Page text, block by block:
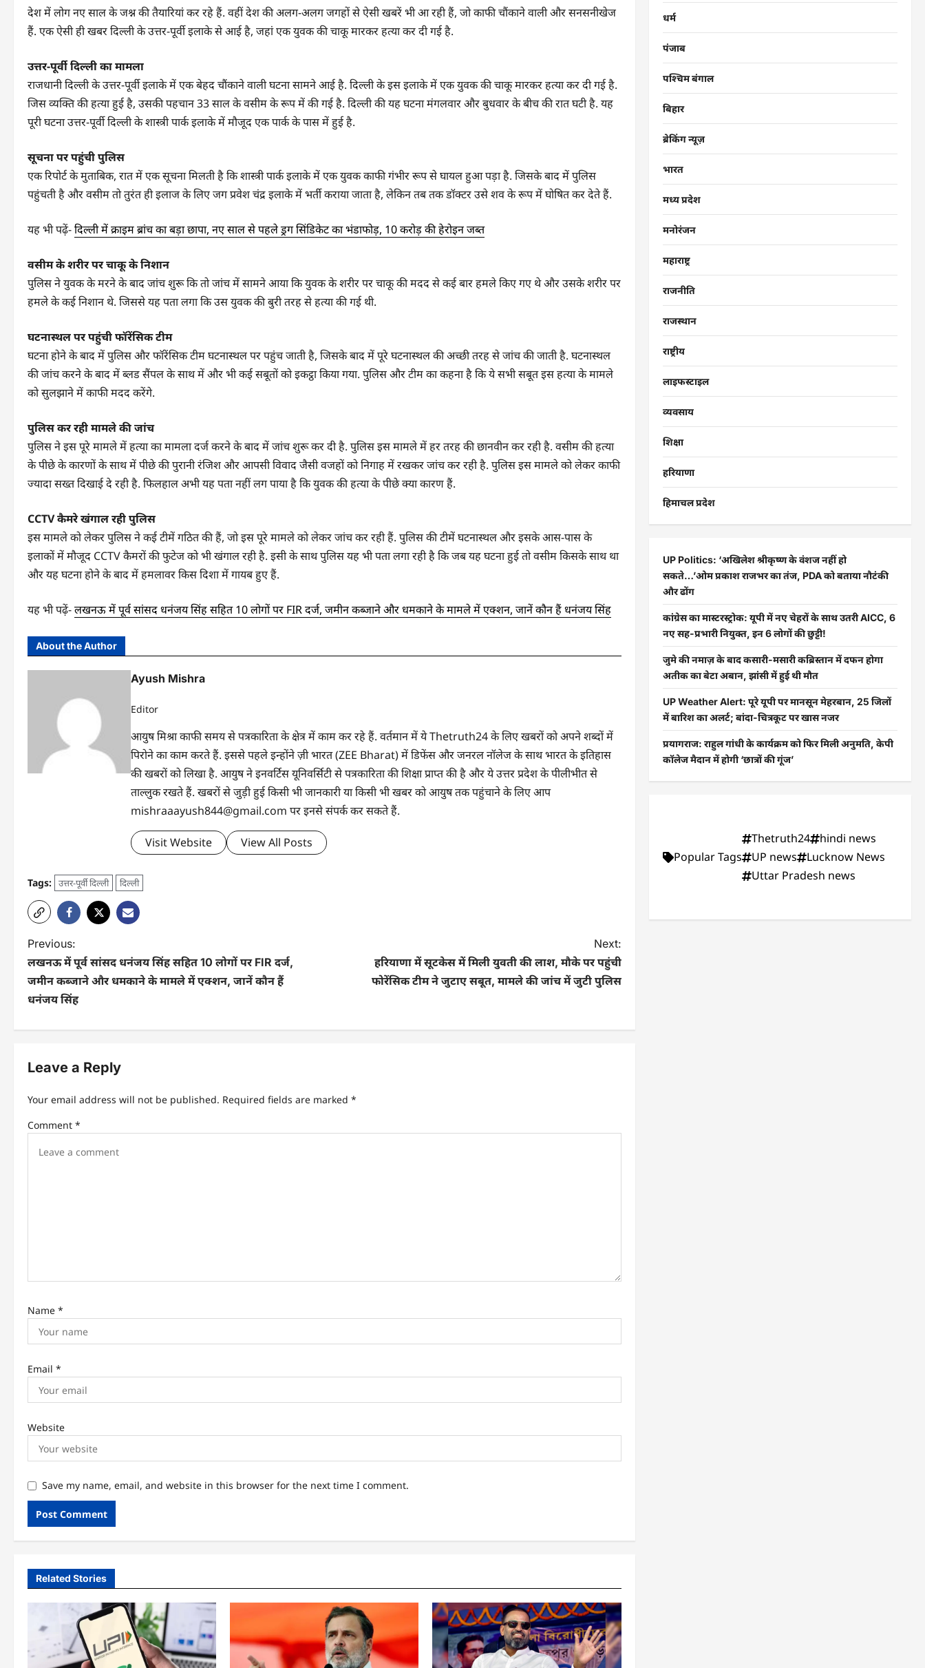
देश में लोग नए साल के जश्न की तैयारियां कर रहे हैं. वहीं देश की अलग-अलग जगहों से ऐसी खबरें भी आ रही हैं, जो काफी चौंकाने वाली और सनसनीखेज
हैं. एक ऐसी ही खबर दिल्ली के उत्तर-पूर्वी इलाके से आई है, जहां एक युवक की चाकू मारकर हत्या कर दी गई है.
उत्तर-पूर्वी दिल्ली का मामला
राजधानी दिल्ली के उत्तर-पूर्वी इलाके में एक बेहद चौंकाने वाली घटना सामने आई है. दिल्ली के इस इलाके में एक युवक की चाकू मारकर हत्या कर दी गई है.
जिस व्यक्ति की हत्या हुई है, उसकी पहचान 33 साल के वसीम के रूप में की गई है. दिल्ली की यह घटना मंगलवार और बुधवार के बीच की रात घटी है. यह
पूरी घटना उत्तर-पूर्वी दिल्ली के शास्त्री पार्क इलाके में मौजूद एक पार्क के पास में हुई है.
सूचना पर पहुंची पुलिस
एक रिपोर्ट के मुताबिक, रात में एक सूचना मिलती है कि शास्त्री पार्क इलाके में एक युवक काफी गंभीर रूप से घायल हुआ पड़ा है. जिसके बाद में पुलिस
पहुंचती है और वसीम तो तुरंत ही इलाज के लिए जग प्रवेश चंद्र इलाके में भर्ती कराया जाता है, लेकिन तब तक डॉक्टर उसे शव के रूप में घोषित कर देते हैं.
यह भी पढ़ें-दिल्ली में क्राइम ब्रांच का बड़ा छापा, नए साल से पहले ड्रग सिंडिकेट का भंडाफोड़, 10 करोड़ की हेरोइन जब्त
वसीम के शरीर पर चाकू के निशान
पुलिस ने युवक के मरने के बाद जांच शुरू कि तो जांच में सामने आया कि युवक के शरीर पर चाकू की मदद से कई बार हमले किए गए थे और उसके शरीर पर
हमले के कई निशान थे. जिससे यह पता लगा कि उस युवक की बुरी तरह से हत्या की गई थी.
घटनास्थल पर पहुंची फॉरेंसिक टीम
घटना होने के बाद में पुलिस और फॉरेंसिक टीम घटनास्थल पर पहुंच जाती है, जिसके बाद में पूरे घटनास्थल की अच्छी तरह से जांच की जाती है. घटनास्थल
की जांच करने के बाद में ब्लड सैंपल के साथ में और भी कई सबूतों को इकट्ठा किया गया. पुलिस और टीम का कहना है कि ये सभी सबूत इस हत्या के मामले
को सुलझाने में काफी मदद करेंगे.
पुलिस कर रही मामले की जांच
पुलिस ने इस पूरे मामले में हत्या का मामला दर्ज करने के बाद में जांच शुरू कर दी है. पुलिस इस मामले में हर तरह की छानवीन कर रही है. वसीम की हत्या
के पीछे के कारणों के साथ में पीछे की पुरानी रंजिश और आपसी विवाद जैसी वजहों को निगाह में रखकर जांच कर रही है. पुलिस इस मामले को लेकर काफी
ज्यादा सख्त दिखाई दे रही है. फिलहाल अभी यह पता नहीं लग पाया है कि युवक की हत्या के पीछे क्या कारण हैं.
CCTV कैमरे खंगाल रही पुलिस
इस मामले को लेकर पुलिस ने कई टीमें गठित की हैं, जो इस पूरे मामले को लेकर जांच कर रही हैं. पुलिस की टीमें घटनास्थल और इसके आस-पास के
इलाकों में मौजूद CCTV कैमरों की फुटेज को भी खंगाल रही है. इसी के साथ पुलिस यह भी पता लगा रही है कि जब यह घटना हुई तो वसीम किसके साथ था
और यह घटना होने के बाद में हमलावर किस दिशा में गायब हुए हैं.
यह भी पढ़ें-लखनऊ में पूर्व सांसद धनंजय सिंह सहित 10 लोगों पर FIR दर्ज, जमीन कब्जाने और धमकाने के मामले में एक्शन, जानें कौन हैं धनंजय सिंह
About the Author
Ayush Mishra
Editor
आयुष मिश्रा काफी समय से पत्रकारिता के क्षेत्र में काम कर रहे हैं. वर्तमान में ये Thetruth24 के लिए खबरों को अपने शब्दों में
पिरोने का काम करते हैं. इससे पहले इन्होंने ज़ी भारत (ZEE Bharat) में डिफेंस और जनरल नॉलेज के साथ भारत के इतिहास
की खबरों को लिखा है. आयुष ने इनवर्टिस यूनिवर्सिटी से पत्रकारिता की शिक्षा प्राप्त की है और ये उत्तर प्रदेश के पीलीभीत से
ताल्लुक रखते हैं. खबरों से जुड़ी हुई किसी भी जानकारी या किसी भी खबर को आयुष तक पहुंचाने के लिए आप
mishraaayush844@gmail.com पर इनसे संपर्क कर सकते हैं.
Visit Website View All Posts
Tags: उत्तर-पूर्वी दिल्ली दिल्ली
Previous:
लखनऊ में पूर्व सांसद धनंजय सिंह सहित 10 लोगों पर FIR दर्ज,
जमीन कब्जाने और धमकाने के मामले में एक्शन, जानें कौन हैं
धनंजय सिंह
Next:
हरियाणा में सूटकेस में मिली युवती की लाश, मौके पर पहुंची
फोरेंसिक टीम ने जुटाए सबूत, मामले की जांच में जुटी पुलिस
Leave a Reply
Your email address will not be published. Required fields are marked *
Comment *
Name *
Email *
Website
Save my name, email, and website in this browser for the next time I comment.
Related Stories
धर्म
पंजाब
पश्चिम बंगाल
बिहार
ब्रेकिंग न्यूज़
भारत
मध्य प्रदेश
मनोरंजन
महाराष्ट्र
राजनीति
राजस्थान
राष्ट्रीय
लाइफस्टाइल
व्यवसाय
शिक्षा
हरियाणा
हिमाचल प्रदेश
UP Politics: ‘अखिलेश श्रीकृष्ण के वंशज नहीं हो
सकते…’ओम प्रकाश राजभर का तंज, PDA को बताया नौटंकी
और ढोंग
कांग्रेस का मास्टरस्ट्रोक: यूपी में नए चेहरों के साथ उतरी AICC, 6
नए सह-प्रभारी नियुक्त, इन 6 लोगों की छुट्टी!
जुमे की नमाज़ के बाद कसारी-मसारी कब्रिस्तान में दफन होगा
अतीक का बेटा अबान, झांसी में हुई थी मौत
UP Weather Alert: पूरे यूपी पर मानसून मेहरबान, 25 जिलों
में बारिश का अलर्ट; बांदा-चित्रकूट पर खास नजर
प्रयागराज: राहुल गांधी के कार्यक्रम को फिर मिली अनुमति, केपी
कॉलेज मैदान में होगी ‘छात्रों की गूंज’
Popular Tags
Thetruth24
hindi news
UP news
Lucknow News
Uttar Pradesh news